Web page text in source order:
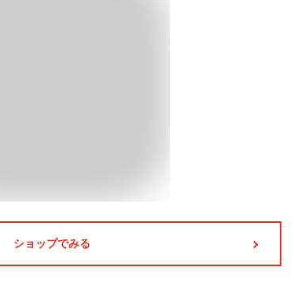
ショップでみる